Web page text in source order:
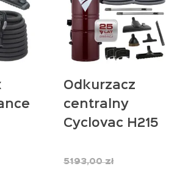
Odkurzacz
centralny
Cyclovac H215
Optima MAX
5193,00złPierwotna